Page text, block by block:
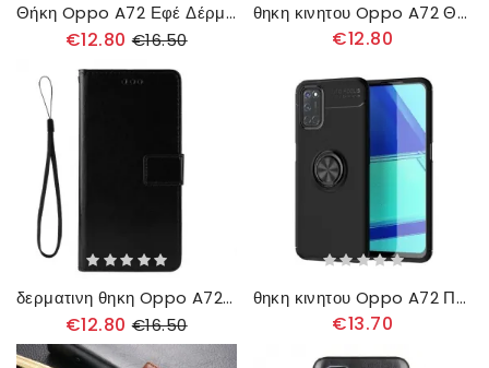
Θήκη Oppo A72 Εφέ Δέρματος Ραφής
€12.80 €16.50
θηκη κινητου Oppo A72 Θήκη Flip Στυλιζαρισμένο Vintage Δερμάτινο Εφέ
€12.80
δερματινη θηκη Oppo A72 Λαμπερό Συνθετικό Δέρμα
€12.80 €16.50
θηκη κινητου Oppo A72 Περιστροφικός Δακτύλιος
€13.70